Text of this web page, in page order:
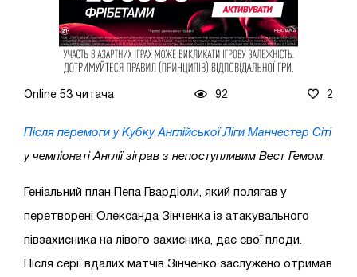
Online 53 читача 92 2
Після перемоги у Кубку Англійської Ліги Манчестер Сіті
у чемпіонаті Англії зіграв з непоступливим Вест Гемом
Геніальний план Пепа Гвардіоли, який полягав у
перетворені Олександа Зінченка із атакувального
півзахисника на лівого захисника, дає свої плоди.
Після серії вдалих матчів Зінченко заслужено отримав